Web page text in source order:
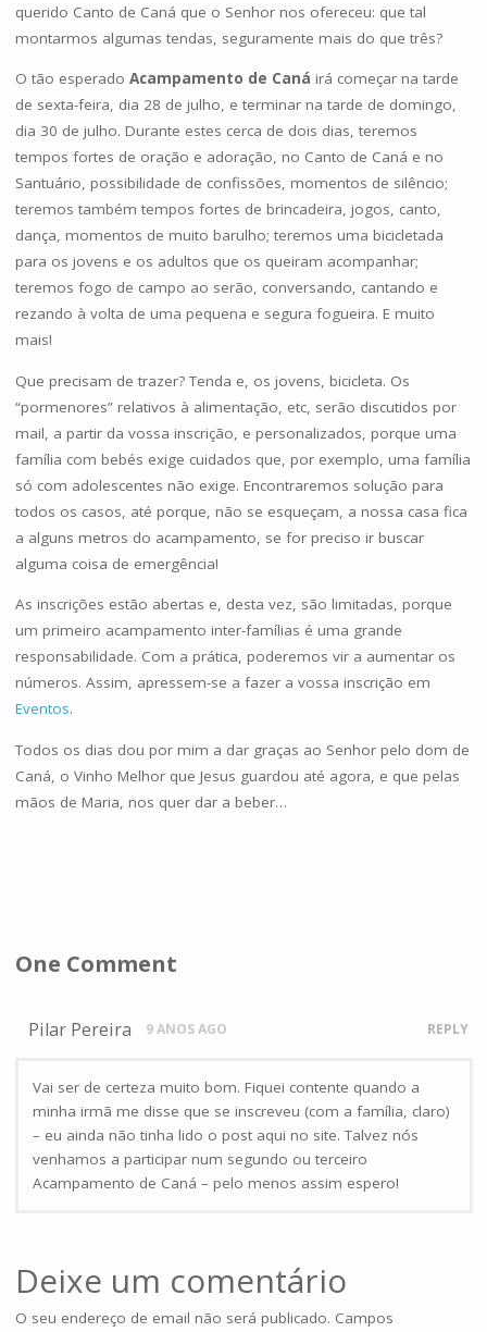
querido Canto de Caná que o Senhor nos ofereceu: que tal
montarmos algumas tendas, seguramente mais do que três?
O tão esperado Acampamento de Caná irá começar na tarde
de sexta-feira, dia 28 de julho, e terminar na tarde de domingo,
dia 30 de julho. Durante estes cerca de dois dias, teremos
tempos fortes de oração e adoração, no Canto de Caná e no
Santuário, possibilidade de confissões, momentos de silêncio;
teremos também tempos fortes de brincadeira, jogos, canto,
dança, momentos de muito barulho; teremos uma bicicletada
para os jovens e os adultos que os queiram acompanhar;
teremos fogo de campo ao serão, conversando, cantando e
rezando à volta de uma pequena e segura fogueira. E muito
mais!
Que precisam de trazer? Tenda e, os jovens, bicicleta. Os
“pormenores” relativos à alimentação, etc, serão discutidos por
mail, a partir da vossa inscrição, e personalizados, porque uma
família com bebés exige cuidados que, por exemplo, uma família
só com adolescentes não exige. Encontraremos solução para
todos os casos, até porque, não se esqueçam, a nossa casa fica
a alguns metros do acampamento, se for preciso ir buscar
alguma coisa de emergência!
As inscrições estão abertas e, desta vez, são limitadas, porque
um primeiro acampamento inter-famílias é uma grande
responsabilidade. Com a prática, poderemos vir a aumentar os
números. Assim, apressem-se a fazer a vossa inscrição em
Eventos.
Todos os dias dou por mim a dar graças ao Senhor pelo dom de
Caná, o Vinho Melhor que Jesus guardou até agora, e que pelas
mãos de Maria, nos quer dar a beber…
One Comment
Pilar Pereira 9 ANOS AGO REPLY
Vai ser de certeza muito bom. Fiquei contente quando a
minha irmã me disse que se inscreveu (com a família, claro)
– eu ainda não tinha lido o post aqui no site. Talvez nós
venhamos a participar num segundo ou terceiro
Acampamento de Caná – pelo menos assim espero!
Deixe um comentário
O seu endereço de email não será publicado. Campos